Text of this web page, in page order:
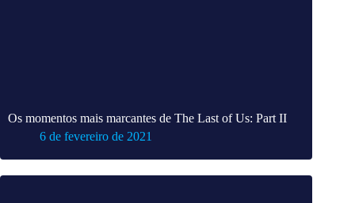
Os momentos mais marcantes de The Last of Us: Part II
6 de fevereiro de 2021